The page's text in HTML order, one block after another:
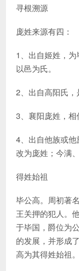
寻根溯源
庞姓来源有四：
1、出自姬姓，
以邑为氏。
2、出自高阳氏，
3、襄阳庞姓，相
4、出自他族或
改为庞姓；今满
得姓始祖
毕公高。周初著
王关押的犯人。
于毕国，爵位为
的发展，并形成
高为其得姓始祖。